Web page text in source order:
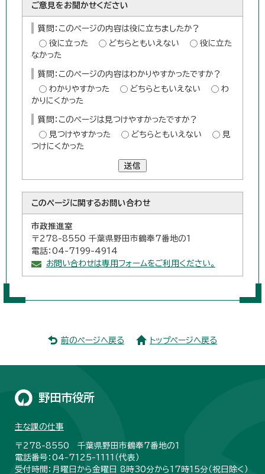
ご意見をお聞かせください
質問：このページの内容は役に立ちましたか？
役に立った
どちらともいえない
役に立た
なかった
質問：このページの内容はわかりやすかったですか？
わかりやすかった
どちらともいえない
わ
かりにくかった
質問：このページは見つけやすかったですか？
見つけやすかった
どちらともいえない
見
つけにくかった
送信
このページに関するお問い合わせ
市政推進室
〒278-8550 千葉県野田市鶴奉7番地の1
電話：04-7199-4914
お問い合わせは専用フォームをご利用ください。
前のページへ戻る トップページへ戻る
野田市役所
主な課の仕事
〒278-8550 千葉県野田市鶴奉7番地の1
電話番号：04-7125-1111（代表）
受付時間：月曜日から金曜日 8時30分から17時15分（祝日除く）